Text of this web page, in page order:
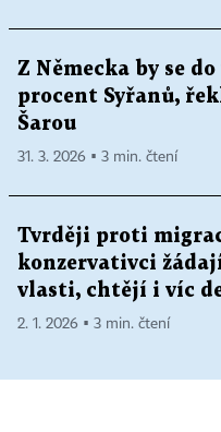
Z Německa by se
procent Syřanů,
Šarou
31. 3. 2026 ▪ 3 min. čtení
Tvrději proti
konzervativci
vlasti, chtějí i víc
2. 1. 2026 ▪ 3 min. čtení